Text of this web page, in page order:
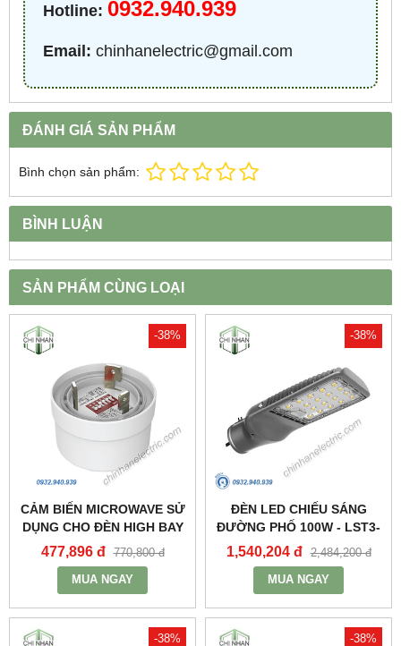
Hotline: 0932.940.939
Email: chinhanelectric@gmail.com
ĐÁNH GIÁ SẢN PHẨM
Bình chọn sản phẩm:
BÌNH LUẬN
SẢN PHẨM CÙNG LOẠI
-38%
CẢM BIẾN MICROWAVE SỬ
DỤNG CHO ĐÈN HIGH BAY
NHÀ XƯỞNG HBE2_MPE
477,896 đ 770,800 đ
MUA NGAY
-38%
ĐÈN LED CHIẾU SÁNG
ĐƯỜNG PHỐ 100W - LST3-
100 - MPE
1,540,204 đ 2,484,200 đ
MUA NGAY
-38% -38%